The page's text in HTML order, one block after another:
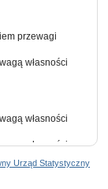
przewagi
własności
własności
własności
Urząd Statystyczny